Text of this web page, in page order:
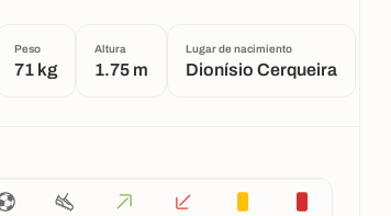
Peso
71 kg
Altura
1.75 m
Lugar de nacimiento
Dionísio Cerqueira